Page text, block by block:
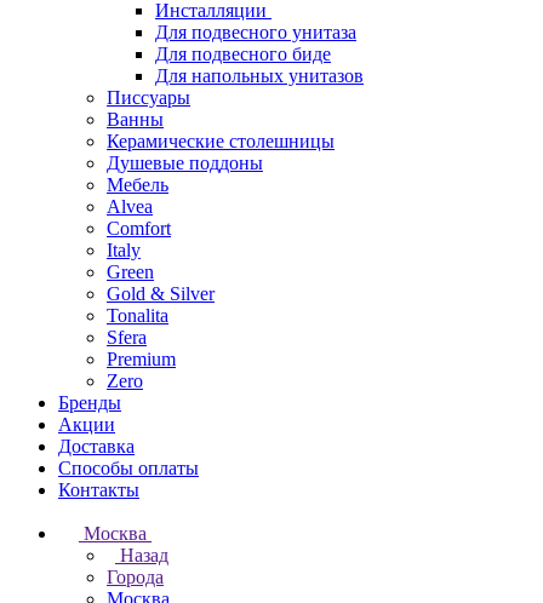
Инсталляции
Для подвесного унитаза
Для подвесного биде
Для напольных унитазов
Писсуары
Ванны
Керамические столешницы
Душевые поддоны
Мебель
Alvea
Comfort
Italy
Green
Gold & Silver
Tonalita
Sfera
Premium
Zero
Бренды
Акции
Доставка
Способы оплаты
Контакты
Москва
Назад
Города
Москва